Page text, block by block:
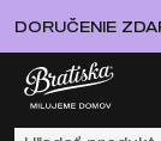
DORUČENIE